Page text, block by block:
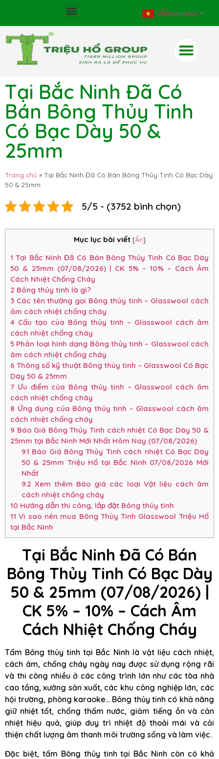
Vietnamese ▼
Tại Bắc Ninh Đã Có
Bán Bông Thủy Tinh
Có Bạc Dày 50 &
25mm
Trang chủ » Tại Bắc Ninh Đã Có Bán Bông Thủy Tinh Có Bạc Dày
50 & 25mm
5/5 - (3752 bình chọn)
Mục lục bài viết [Ẩn]
1 Tại Bắc Ninh Đã Có Bán Bông Thủy Tinh Có Bạc Dày
50 & 25mm (07/08/2026) | CK 5% – 10% – Cách Âm
Cách Nhiệt Chống Cháy
2 Bông thủy tinh là gì?
3 Các tên thường gọi Bông thủy tinh – Glasswool cách
âm cách nhiệt chống cháy
4 Cấu tạo của Bông thủy tinh – Glasswool cách âm
cách nhiệt chống cháy
5 Phân loại hình dạng Bông thủy tinh – Glasswool cách
âm cách nhiệt chống cháy
6 Thông số kỹ thuật Bông thủy tinh – Glasswool Có Bạc
Dày 50 & 25mm
7 Ưu điểm của Bông thủy tinh – Glasswool cách âm
cách nhiệt chống cháy
8 Ứng dụng của Bông thủy tinh – Glasswool cách âm
cách nhiệt chống cháy
9 Báo Giá Bông Thủy Tinh cách nhiệt Có Bạc Dày 50 &
25mm tại Bắc Ninh Mới Nhất Hôm Nay (07/08/2026)
9.1 Báo Giá Bông Thủy Tinh cách nhiệt Có Bạc Dày
50 & 25mm Triệu Hổ tại Bắc Ninh 07/08/2026 Mới
Nhất
9.2 Xem thêm Báo giá các loại Vật liệu cách âm
cách nhiệt chống cháy
10 Hướng dẫn thi công, lắp đặt Bông thủy tinh
11 Vì sao nên mua Bông Thủy Tinh Glasswool Triệu Hổ
tại Bắc Ninh
Tại Bắc Ninh Đã Có Bán
Bông Thủy Tinh Có Bạc Dày
50 & 25mm (07/08/2026) |
CK 5% – 10% – Cách Âm
Cách Nhiệt Chống Cháy
Tấm Bông thủy tinh tại Bắc Ninh là vật liệu cách nhiệt,
cách âm, chống cháy ngày nay được sử dụng rộng rãi
và thi công nhiều ở các công trình lớn như các tòa nhà
cao tầng, xưởng sản xuất, các khu công nghiệp lớn, các
hội trường, phòng karaoke… Bông thủy tinh có khả năng
giữ nhiệt tốt, chống thấm nước, giảm tiếng ồn và cản
nhiệt hiệu quả, giúp duy trì nhiệt độ thoải mái và cải
thiện chất lượng âm thanh môi trường sống và làm việc.
Đặc biệt, tấm Bông thủy tinh tại Bắc Ninh còn có khả